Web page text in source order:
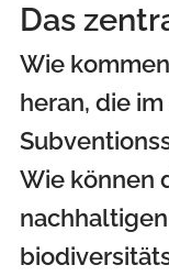
Das
Wie
heran, die
Wie können